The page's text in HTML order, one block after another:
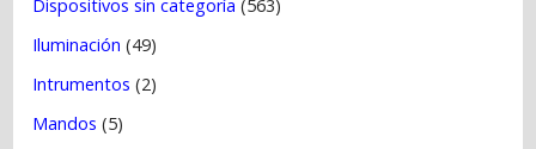
Dispositivos sin categoría (563)
Iluminación (49)
Intrumentos (2)
Mandos (5)